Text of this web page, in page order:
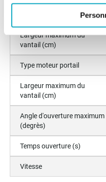
Angle d'ouverture maximum
Largeur maximum du
vantail (cm)
Type moteur portail
Largeur maximum du
vantail (cm)
Angle d'ouverture maximum
(degrès)
Temps ouverture (s)
Vitesse